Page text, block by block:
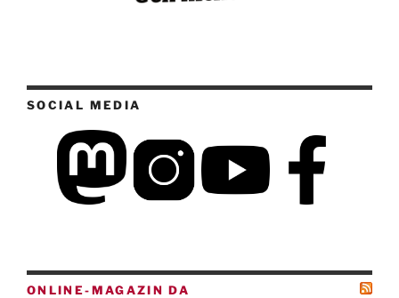
SOCIAL MEDIA
ONLINE-MAGAZIN DA